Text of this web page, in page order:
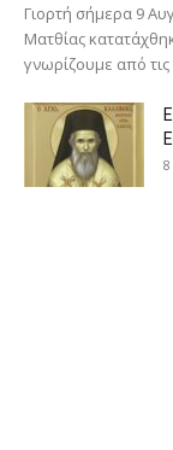
Γιορτή σήμερα 9
Ματθίας
γνωρίζουμε από